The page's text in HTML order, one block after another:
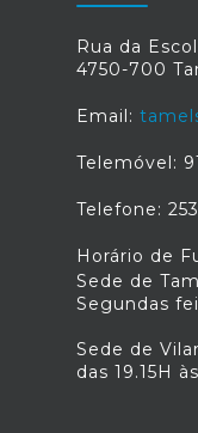
Rua da
4750-700
Email:
Telemóvel:
Telefone:
Horário de
Sede de
Segundas
Sede de
das 19.15H